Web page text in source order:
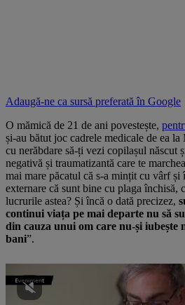
Adaugă-ne ca sursă preferată în Google
O mămică de 21 de ani povestește,
și-au bătut joc cadrele medicale de ea
cu nerăbdare să-ți vezi copilașul născut
negativă și traumatizantă care te
mai mare păcatul că s-a mințit cu vârf și
externare că sunt bine cu plaga închisă,
lucrurile astea? Și încă o dată precizez,
continui viața pe mai departe nu să
din cauza unui om care nu-și iubește
bani”.